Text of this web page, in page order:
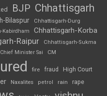
BJP Chhattisgarh
Bilaspur Chhattisgarh-Durg
Kabirdham Chhattisgarh-Korba
Raipur
Chhattisgarh-Sukma
Chief Minister Sai CM
fire fraud High Court
Naxalites petrol rain rape